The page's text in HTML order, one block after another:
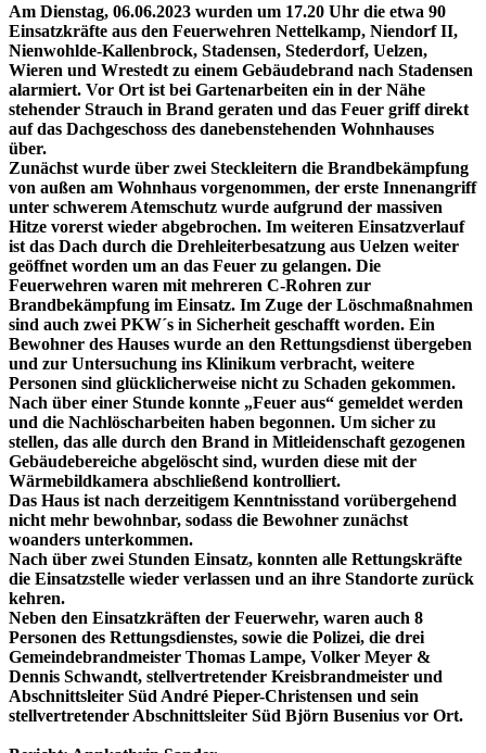
Am Dienstag, 06.06.2023 wurden um 17.20 Uhr die etwa 90
Einsatzkräfte aus den Feuerwehren Nettelkamp, Niendorf II,
Nienwohlde-Kallenbrock, Stadensen, Stederdorf, Uelzen,
Wieren und Wrestedt zu einem Gebäudebrand nach Stadensen
alarmiert. Vor Ort ist bei Gartenarbeiten ein in der Nähe
stehender Strauch in Brand geraten und das Feuer griff direkt
auf das Dachgeschoss des danebenstehenden Wohnhauses
über.
Zunächst wurde über zwei Steckleitern die Brandbekämpfung
von außen am Wohnhaus vorgenommen, der erste Innenangriff
unter schwerem Atemschutz wurde aufgrund der massiven
Hitze vorerst wieder abgebrochen. Im weiteren Einsatzverlauf
ist das Dach durch die Drehleiterbesatzung aus Uelzen weiter
geöffnet worden um an das Feuer zu gelangen. Die
Feuerwehren waren mit mehreren C-Rohren zur
Brandbekämpfung im Einsatz. Im Zuge der Löschmaßnahmen
sind auch zwei PKW´s in Sicherheit geschafft worden. Ein
Bewohner des Hauses wurde an den Rettungsdienst übergeben
und zur Untersuchung ins Klinikum verbracht, weitere
Personen sind glücklicherweise nicht zu Schaden gekommen.
Nach über einer Stunde konnte „Feuer aus“ gemeldet werden
und die Nachlöscharbeiten haben begonnen. Um sicher zu
stellen, das alle durch den Brand in Mitleidenschaft gezogenen
Gebäudebereiche abgelöscht sind, wurden diese mit der
Wärmebildkamera abschließend kontrolliert.
Das Haus ist nach derzeitigem Kenntnisstand vorübergehend
nicht mehr bewohnbar, sodass die Bewohner zunächst
woanders unterkommen.
Nach über zwei Stunden Einsatz, konnten alle Rettungskräfte
die Einsatzstelle wieder verlassen und an ihre Standorte zurück
kehren.
Neben den Einsatzkräften der Feuerwehr, waren auch 8
Personen des Rettungsdienstes, sowie die Polizei, die drei
Gemeindebrandmeister Thomas Lampe, Volker Meyer &
Dennis Schwandt, stellvertretender Kreisbrandmeister und
Abschnittsleiter Süd André Pieper-Christensen und sein
stellvertretender Abschnittsleiter Süd Björn Busenius vor Ort.